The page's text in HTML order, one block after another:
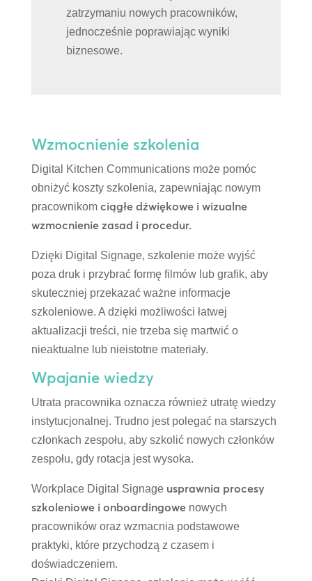
zatrzymaniu nowych pracowników,
jednocześnie poprawiając wyniki
biznesowe.
Wzmocnienie szkolenia
Digital Kitchen Communications może pomóc
obniżyć koszty szkolenia, zapewniając nowym
pracownikom ciągłe dźwiękowe i wizualne
wzmocnienie zasad i procedur.
Dzięki Digital Signage, szkolenie może wyjść
poza druk i przybrać formę filmów lub grafik, aby
skuteczniej przekazać ważne informacje
szkoleniowe. A dzięki możliwości łatwej
aktualizacji treści, nie trzeba się martwić o
nieaktualne lub nieistotne materiały.
Wpajanie wiedzy
Utrata pracownika oznacza również utratę wiedzy
instytucjonalnej. Trudno jest polegać na starszych
członkach zespołu, aby szkolić nowych członków
zespołu, gdy rotacja jest wysoka.
Workplace Digital Signage usprawnia procesy
szkoleniowe i onboardingowenowych
pracowników oraz wzmacnia podstawowe
praktyki, które przychodzą z czasem i
doświadczeniem.